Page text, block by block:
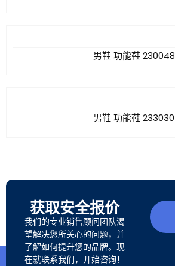
男鞋 功能鞋 230048
男鞋 功能鞋 233030
获取安全报价
我们的专业销售顾问团队渴
望解决您所关心的问题，并
了解如何提升您的品牌。现
在就联系我们，开始咨询！